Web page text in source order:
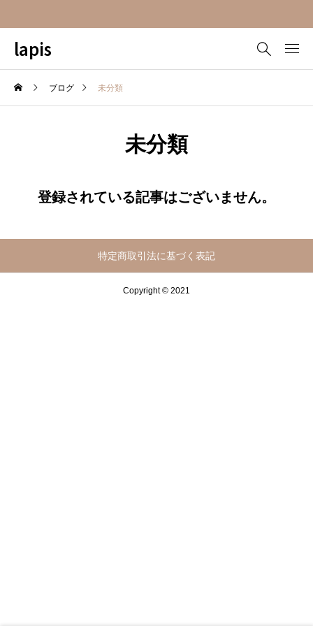
lapis
ブログ 未分類
未分類
登録されている記事はございません。
特定商取引法に基づく表記
Copyright © 2021